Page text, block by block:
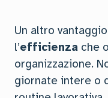
Un altro
l’efficienza che
organizzazione.
giornate intere o